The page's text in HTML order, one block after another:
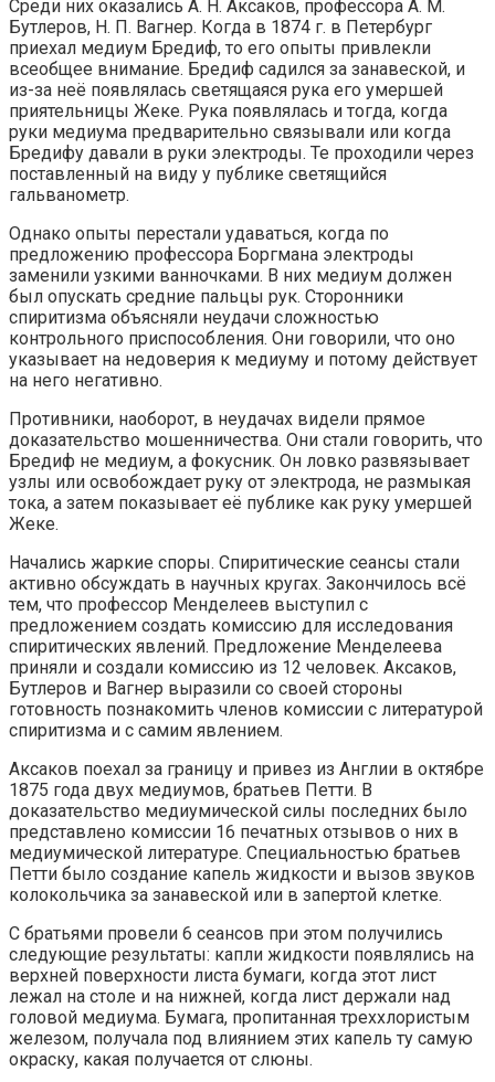
Среди них оказались А. Н. Аксаков, профессора А. М.
Бутлеров, Н. П. Вагнер. Когда в 1874 г. в Петербург
приехал медиум Бредиф, то его опыты привлекли
всеобщее внимание. Бредиф садился за занавеской, и
из-за неё появлялась светящаяся рука его умершей
приятельницы Жеке. Рука появлялась и тогда, когда
руки медиума предварительно связывали или когда
Бредифу давали в руки электроды. Те проходили через
поставленный на виду у публике светящийся
гальванометр.
Однако опыты перестали удаваться, когда по
предложению профессора Боргмана электроды
заменили узкими ванночками. В них медиум должен
был опускать средние пальцы рук. Сторонники
спиритизма объясняли неудачи сложностью
контрольного приспособления. Они говорили, что оно
указывает на недоверия к медиуму и потому действует
на него негативно.
Противники, наоборот, в неудачах видели прямое
доказательство мошенничества. Они стали говорить, что
Бредиф не медиум, а фокусник. Он ловко развязывает
узлы или освобождает руку от электрода, не размыкая
тока, а затем показывает её публике как руку умершей
Жеке.
Начались жаркие споры. Спиритические сеансы стали
активно обсуждать в научных кругах. Закончилось всё
тем, что профессор Менделеев выступил с
предложением создать комиссию для исследования
спиритических явлений. Предложение Менделеева
приняли и создали комиссию из 12 человек. Аксаков,
Бутлеров и Вагнер выразили со своей стороны
готовность познакомить членов комиссии с литературой
спиритизма и с самим явлением.
Аксаков поехал за границу и привез из Англии в октябре
1875 года двух медиумов, братьев Петти. В
доказательство медиумической силы последних было
представлено комиссии 16 печатных отзывов о них в
медиумической литературе. Специальностью братьев
Петти было создание капель жидкости и вызов звуков
колокольчика за занавеской или в запертой клетке.
С братьями провели 6 сеансов при этом получились
следующие результаты: капли жидкости появлялись на
верхней поверхности листа бумаги, когда этот лист
лежал на столе и на нижней, когда лист держали над
головой медиума. Бумага, пропитанная треххлористым
железом, получала под влиянием этих капель ту самую
окраску, какая получается от слюны.